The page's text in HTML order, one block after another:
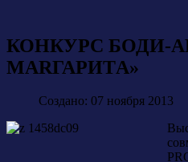
КОНКУРС БОДИ-
МАRГАРИTА»
Создано: 07 ноября 2013